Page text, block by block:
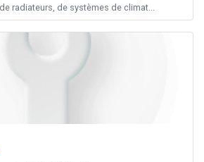
radiateurs, de systèmes de climat...